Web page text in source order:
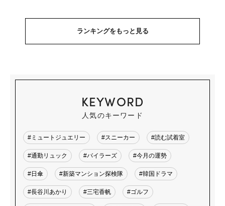
ランキングをもっと見る
KEYWORD
人気のキーワード
#ミュートジュエリー #スニーカー #読む試着室
#通勤リュック #バイラーズ #今月の運勢
#日傘 #新築マンション探検隊 #韓国ドラマ
#長谷川あかり #三宅香帆 #ゴルフ